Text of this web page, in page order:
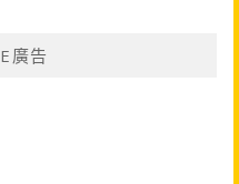
廣告